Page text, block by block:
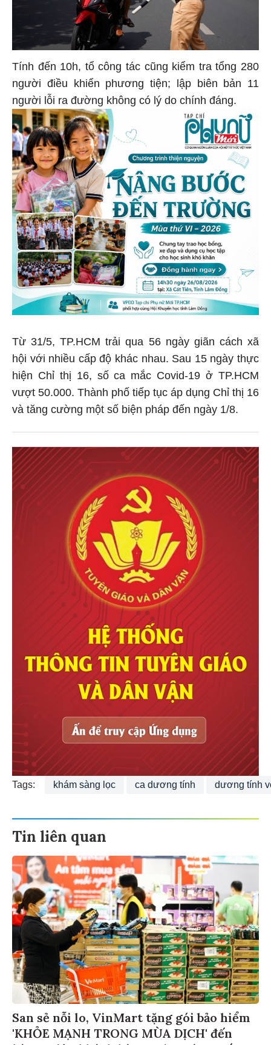
Tính đến 10h, tổ công tác cũng kiểm tra tổng 280
người điều khiển phương tiện; lập biên bản 11
người lỗi ra đường không có lý do chính đáng.
Từ 31/5, TP.HCM trải qua 56 ngày giãn cách xã
hội với nhiều cấp độ khác nhau. Sau 15 ngày thực
hiện Chỉ thị 16, số ca mắc Covid-19 ở TP.HCM
vượt 50.000. Thành phố tiếp tục áp dụng Chỉ thị 16
và tăng cường một số biện pháp đến ngày 1/8.
Tags: khám sàng lọc ca dương tính dương tính
Tin liên quan
San sẻ nỗi lo, VinMart tặng gói bảo hiểm
'KHỎE MẠNH TRONG MÙA DỊCH' đến